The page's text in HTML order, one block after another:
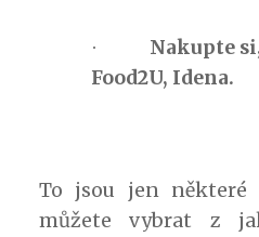
·
Nakupte
Food2U, Idena.
To jsou jen některé
můžete vybrat z